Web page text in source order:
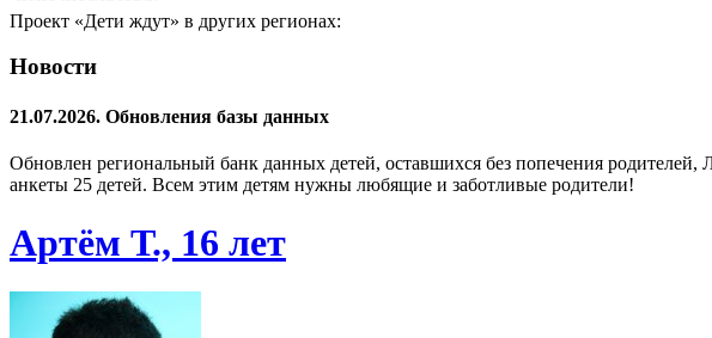
Проект «Дети ждут» в других регионах:
Новости
21.07.2026. Обновления базы данных
Обновлен региональный банк данных детей, оставшихся без попечения
анкеты 25 детей. Всем этим детям нужны любящие и заботливые родители!
Артём Т., 16 лет